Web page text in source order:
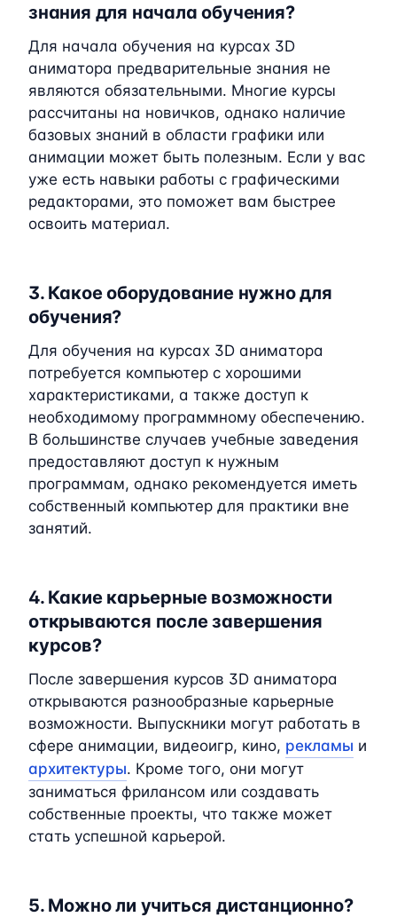
знания для начала обучения?
Для начала обучения на курсах 3D
аниматора предварительные знания не
являются обязательными. Многие курсы
рассчитаны на новичков, однако наличие
базовых знаний в области графики или
анимации может быть полезным. Если у вас
уже есть навыки работы с графическими
редакторами, это поможет вам быстрее
освоить материал.
3. Какое оборудование нужно для
обучения?
Для обучения на курсах 3D аниматора
потребуется компьютер с хорошими
характеристиками, а также доступ к
необходимому программному обеспечению.
В большинстве случаев учебные заведения
предоставляют доступ к нужным
программам, однако рекомендуется иметь
собственный компьютер для практики вне
занятий.
4. Какие карьерные возможности
открываются после завершения
курсов?
После завершения курсов 3D аниматора
открываются разнообразные карьерные
возможности. Выпускники могут работать в
сфере анимации, видеоигр, кино, рекламы и
архитектуры. Кроме того, они могут
заниматься фрилансом или создавать
собственные проекты, что также может
стать успешной карьерой.
5. Можно ли учиться дистанционно?